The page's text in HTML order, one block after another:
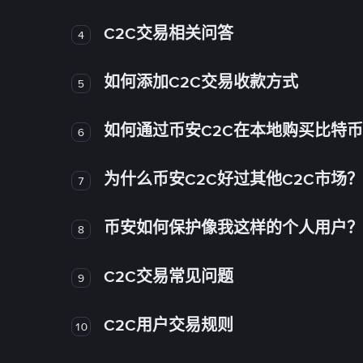
4 C2C交易相关问答
5 如何添加C2C交易收款方式
6 如何通过币安C2C在本地购买比特
7 为什么币安C2C好过其他C2C市场？
8 币安如何保护像我这样的个人用户？
9 C2C交易常见问题
10 C2C用户交易规则